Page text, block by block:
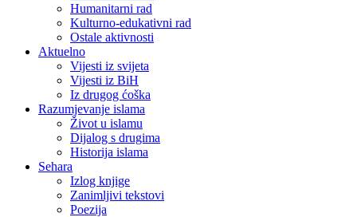
Humanitarni rad
Kulturno-edukativni rad
Ostale aktivnosti
Aktuelno
Vijesti iz svijeta
Vijesti iz BiH
Iz drugog ćoška
Razumjevanje islama
Život u islamu
Dijalog s drugima
Historija islama
Sehara
Izlog knjige
Zanimljivi tekstovi
Poezija